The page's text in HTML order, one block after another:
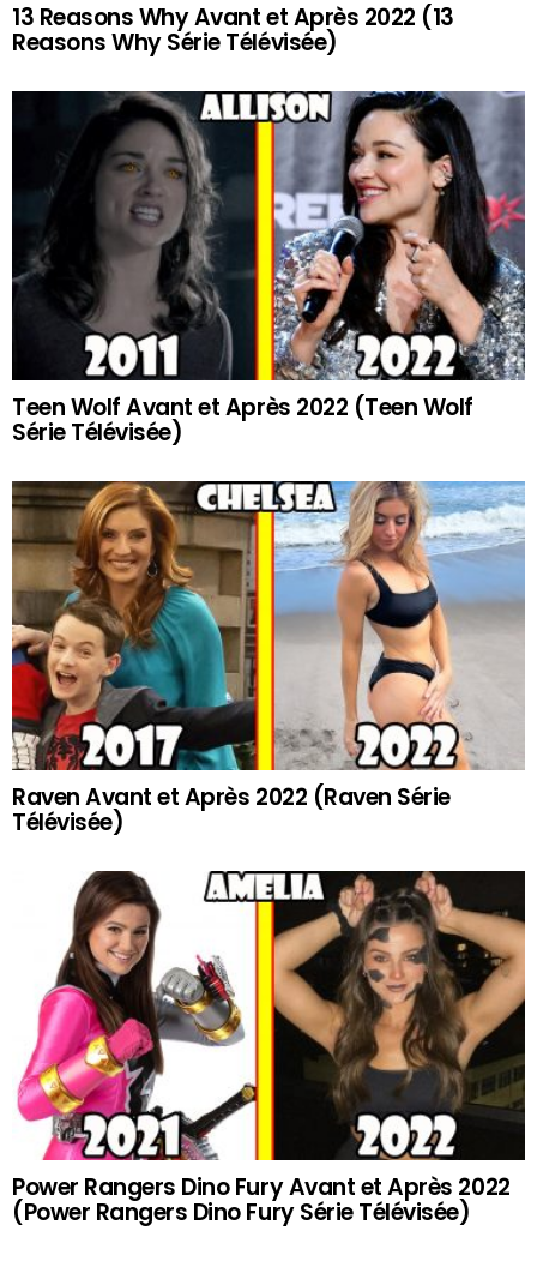
13 Reasons Why Avant et Après 2022 (13
Reasons Why Série Télévisée)
Teen Wolf Avant et Après 2022 (Teen Wolf
Série Télévisée)
Raven Avant et Après 2022 (Raven Série
Télévisée)
Power Rangers Dino Fury Avant et Après 2022
(Power Rangers Dino Fury Série Télévisée)